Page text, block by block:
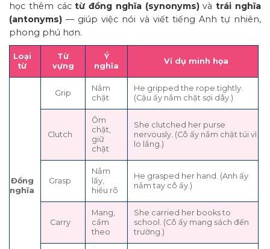
học thêm cáctừ đồng nghĩa (synonyms)vàtrái nghĩa
(antonyms) — giúp việc nói và viết tiếng Anh tự nhiên,
phong phú hơn.
Loại
từ
Từ
vựng
Ý
nghĩa
Ví dụ minh họa
Đồng
nghĩa
Grip
Nắm
chặt
He gripped the rope tightly.
(Cậu ấy nắm chặt sợi dây.)
Clutch
Ôm
chặt,
giữ
chặt
She clutched her purse
nervously. (Cô ấy nắm chặt túi vì
lo lắng.)
Grasp
Nắm
lấy,
hiểu rõ
He grasped her hand. (Anh ấy
nắm tay cô ấy.)
Carry
Mang,
cầm
theo
She carried her books to
school. (Cô ấy mang sách đến
trường.)